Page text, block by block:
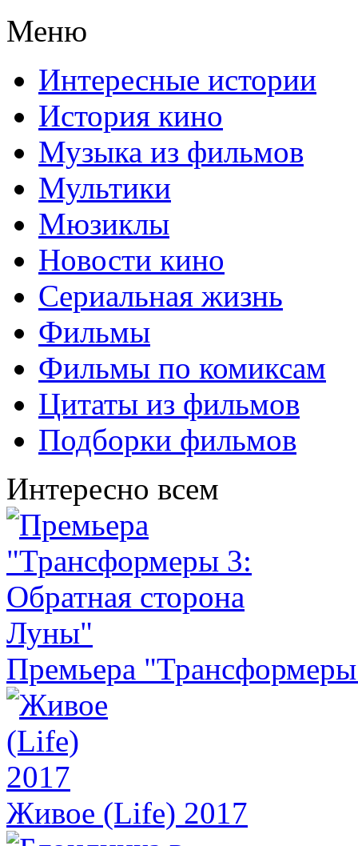
Меню
Интересные истории
История кино
Музыка из фильмов
Мультики
Мюзиклы
Новости кино
Сериальная жизнь
Фильмы
Фильмы по комиксам
Цитаты из фильмов
Подборки фильмов
Интересно всем
Премьера
Живое (Life) 2017